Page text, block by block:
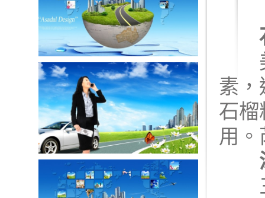
美
素
石榴
用
三